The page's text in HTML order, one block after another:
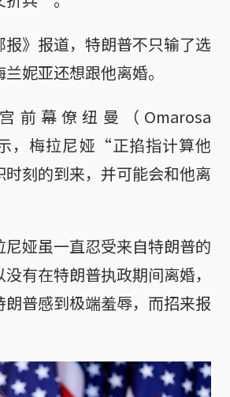
报》报道，特朗普不只输了选
妮亚还想跟他离婚。
前幕僚纽曼（Omarosa
，梅拉尼娅“正掐指计算他
时刻的到来，并可能会和他离
娅虽一直忍受来自特朗普的
有在特朗普执政期间离婚，
朗普感到极端羞辱，而招来报